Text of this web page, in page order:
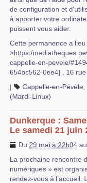
de configuration et
à apporter votre
puissent vous aider.
Cette permanence a
>https:/
cappelle-en-pevele/
654bc562-0ee4] , 16
|
Cappelle-en-Pévèle
(Mardi-Linux)
Dunkerque :
Le samedi 21 juin
Du 29 mai à 22h04 au
La prochaine rencontre
numériques » est
rendez-vous à l’accueil.